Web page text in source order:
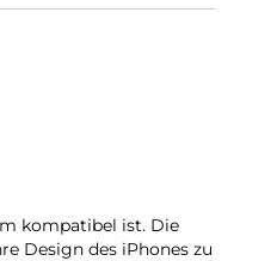
kompatibel ist. Die
Design des iPhones zu